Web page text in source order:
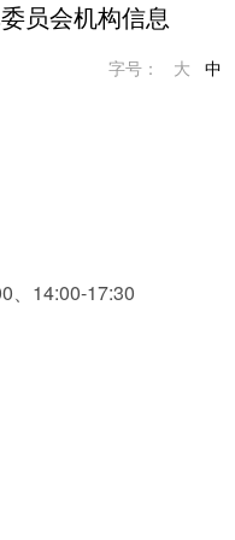
员会机构信息
字号： 大 中
、14:00-17:30